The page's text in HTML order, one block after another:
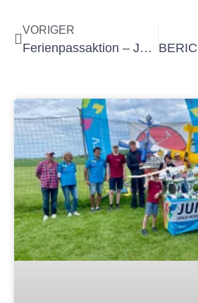
VORIGER
Ferienpassaktion – Jeder darf Fliegen